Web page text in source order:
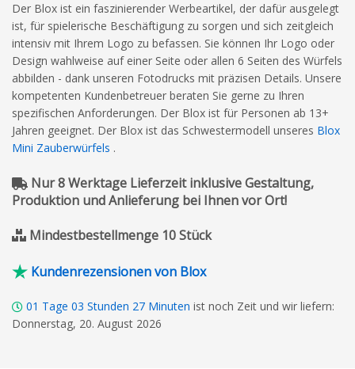
Der Blox ist ein faszinierender Werbeartikel, der dafür ausgelegt
ist, für spielerische Beschäftigung zu sorgen und sich zeitgleich
intensiv mit Ihrem Logo zu befassen. Sie können Ihr Logo oder
Design wahlweise auf einer Seite oder allen 6 Seiten des Würfels
abbilden - dank unseren Fotodrucks mit präzisen Details. Unsere
kompetenten Kundenbetreuer beraten Sie gerne zu Ihren
spezifischen Anforderungen. Der Blox ist für Personen ab 13+
Jahren geeignet. Der Blox ist das Schwestermodell unseres Blox
Mini Zauberwürfels .
Nur 8 Werktage Lieferzeit inklusive Gestaltung,
Produktion und Anlieferung bei Ihnen vor Ort!
Mindestbestellmenge 10 Stück
Kundenrezensionen von Blox
01 Tage 03 Stunden 27 Minuten ist noch Zeit und wir liefern:
Donnerstag, 20. August 2026